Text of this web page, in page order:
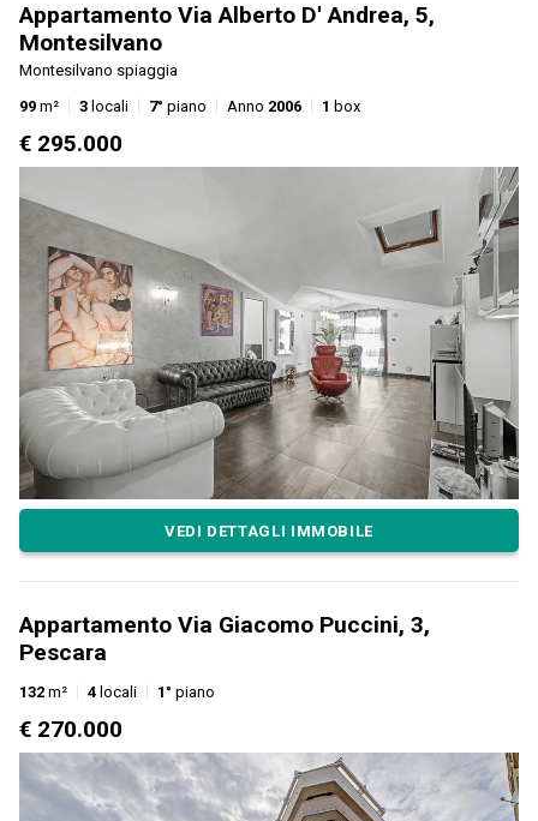
Appartamento Via Alberto D' Andrea, 5,
Montesilvano
Montesilvano spiaggia
99 m² 3 locali 7° piano Anno 2006 1 box
€ 295.000
VEDI DETTAGLI IMMOBILE
Appartamento Via Giacomo Puccini, 3,
Pescara
132 m² 4 locali 1° piano
€ 270.000